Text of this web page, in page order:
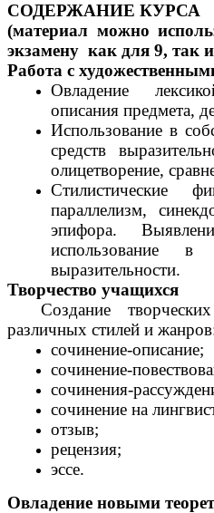
СОДЕРЖАНИЕ КУРСА
(материал можно
экзамену как для 9, так
Работа с
Овладение
описания предмета,
Использование в
средств
олицетворение,
Стилистические
параллелизм,
эпифора.
использование
выразительности.
Творчество учащихся
Создание
различных стилей и
сочинение-описание;
сочинение-
сочинения-
сочинение на
отзыв;
рецензия;
эссе.
Овладение новыми